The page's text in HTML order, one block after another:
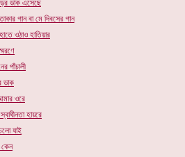
ডাক এসেছে
গান বা মে দিবসের গান
ওঠাও হাতিয়ার
পাঁচালী
ডাক
ওরে
হায়রে
যাই
কেন